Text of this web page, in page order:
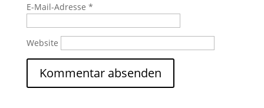
E-Mail-Adresse *
Website